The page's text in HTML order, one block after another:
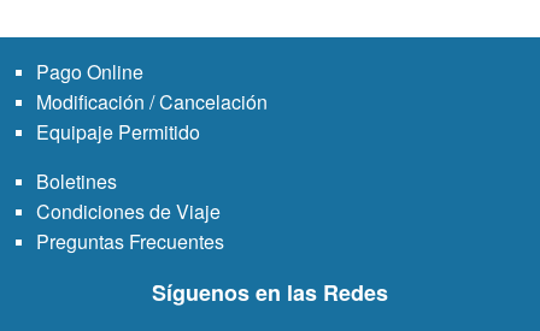
Pago Online
Modificación / Cancelación
Equipaje Permitido
Boletines
Condiciones de Viaje
Preguntas Frecuentes
Síguenos en las Redes